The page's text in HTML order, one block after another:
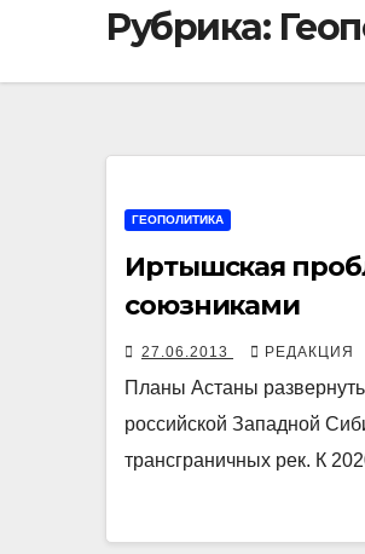
Рубрика:
ГЕОПОЛИТИКА
Иртышская
союзниками
27.06.2013 РЕДАКЦИЯ
Планы Астаны
российской Западной
трансграничных рек. К